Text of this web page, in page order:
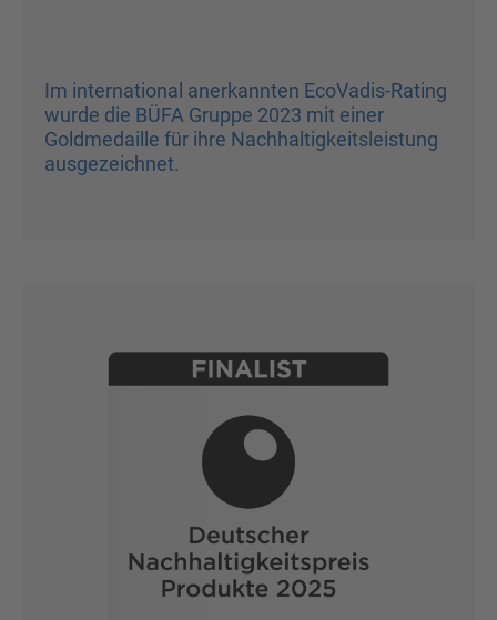
Im international anerkannten EcoVadis-Rating
wurde die BÜFA Gruppe 2023 mit einer
Goldmedaille für ihre Nachhaltigkeitsleistung
ausgezeichnet.